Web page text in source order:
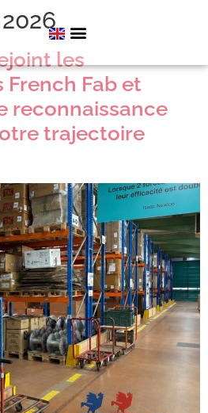
les
Fab et
reconnaissance
trajectoire